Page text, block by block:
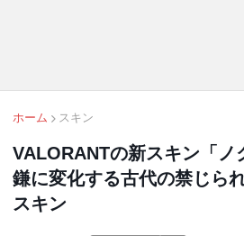
ホーム スキン
VALORANTの新スキン「ノ
鎌に変化する古代の禁じら
スキン